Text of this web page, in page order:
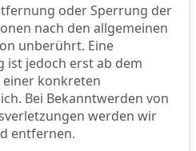
oder Sperrung der
nach den allgemeinen
unberührt. Eine
ist jedoch erst ab dem
konkreten
Bei Bekanntwerden von
werden wir
entfernen.